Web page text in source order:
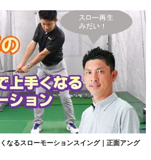
なるスローモーションスイング｜正面アング